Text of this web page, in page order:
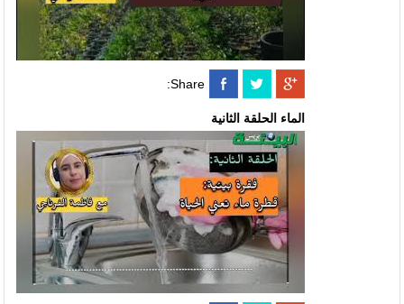
Share:
الماء الحلقة الثانية